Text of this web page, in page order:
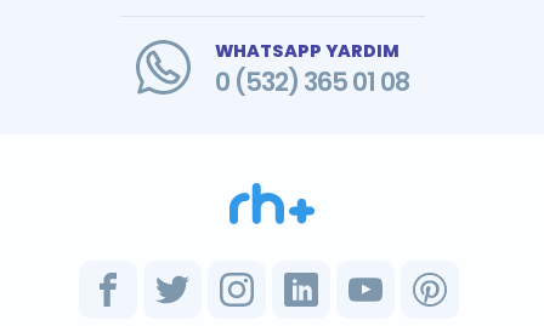
WHATSAPP YARDIM
0 (532) 365 01 08